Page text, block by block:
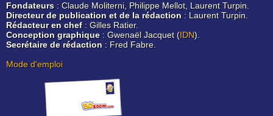
Fondateurs : Claude Moliterni, Philippe Mellot, Laurent Turpin.
Directeur de publication et de la rédaction : Laurent Turpin.
Rédacteur en chef: Gilles Ratier.
Conception graphique: Gwenaël Jacquet (IDN).
Secrétaire de rédaction : Fred Fabre.
Mode d'emploi